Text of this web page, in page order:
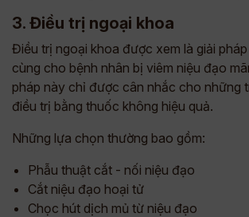
3. Điều trị ngoại khoa
Điều trị ngoại khoa được xem là giải
cùng cho bệnh nhân bị viêm niệu đạo
pháp này chỉ được cân nhắc cho những
điều trị bằng thuốc không hiệu quả.
Những lựa chọn thường bao gồm:
Phẫu thuật cắt - nối niệu đạo
Cắt niệu đạo hoại tử
Chọc hút dịch mủ từ niệu đạo